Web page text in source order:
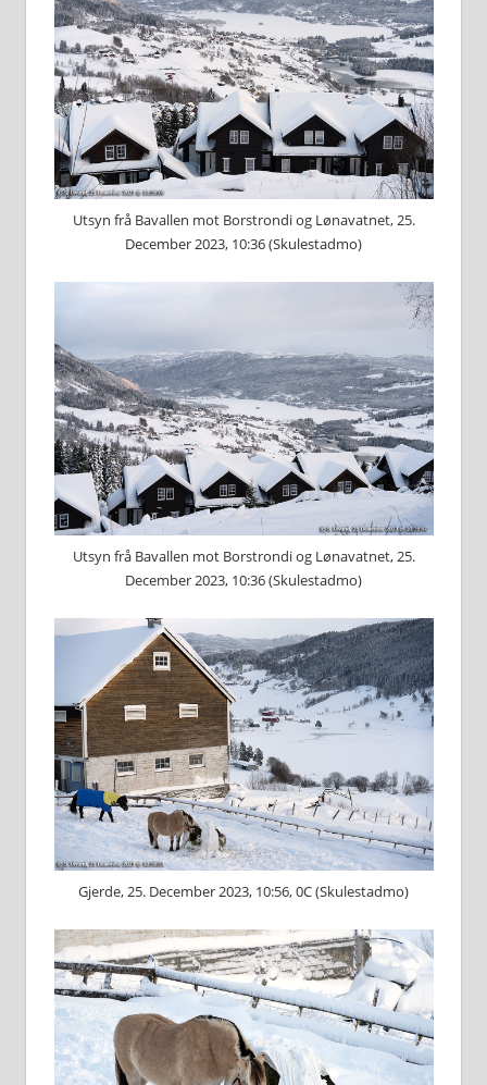
Utsyn frå Bavallen mot Borstrondi og Lønavatnet, 25.
December 2023, 10:36 (Skulestadmo)
Utsyn frå Bavallen mot Borstrondi og Lønavatnet, 25.
December 2023, 10:36 (Skulestadmo)
Gjerde, 25. December 2023, 10:56, 0C (Skulestadmo)